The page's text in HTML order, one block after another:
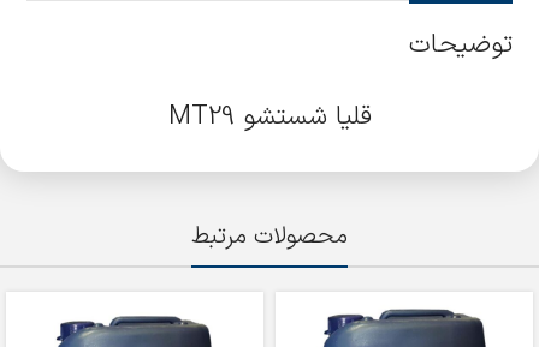
توضیحات
قلیا شستشو MT29
محصولات مرتبط